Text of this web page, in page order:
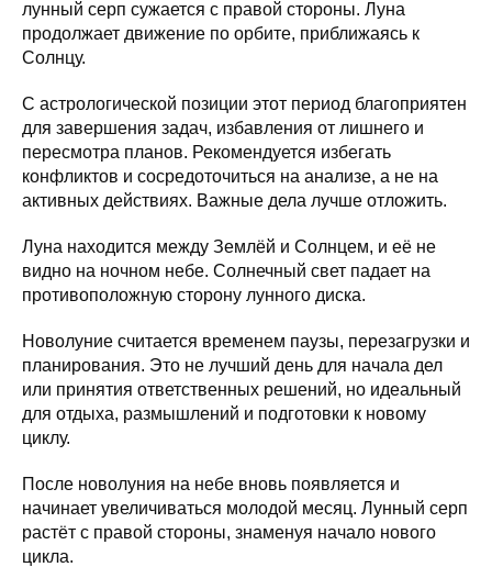
лунный серп сужается с правой стороны. Луна
продолжает движение по орбите, приближаясь к
Солнцу.
С астрологической позиции этот период благоприятен
для завершения задач, избавления от лишнего и
пересмотра планов. Рекомендуется избегать
конфликтов и сосредоточиться на анализе, а не на
активных действиях. Важные дела лучше отложить.
Луна находится между Землёй и Солнцем, и её не
видно на ночном небе. Солнечный свет падает на
противоположную сторону лунного диска.
Новолуние считается временем паузы, перезагрузки и
планирования. Это не лучший день для начала дел
или принятия ответственных решений, но идеальный
для отдыха, размышлений и подготовки к новому
циклу.
После новолуния на небе вновь появляется и
начинает увеличиваться молодой месяц. Лунный серп
растёт с правой стороны, знаменуя начало нового
цикла.